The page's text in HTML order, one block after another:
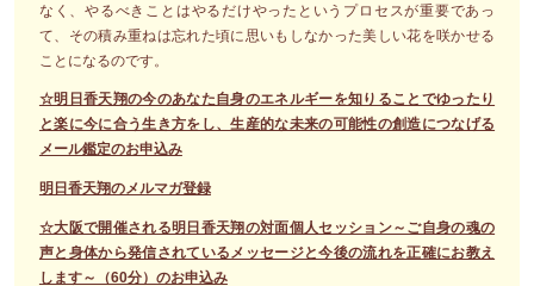
なく、やるべきことはやるだけやったというプロセスが重要であっ
て、その積み重ねは忘れた頃に思いもしなかった美しい花を咲かせる
ことになるのです。
☆明日香天翔の今のあなた自身のエネルギーを知りることでゆったり
と楽に今に合う生き方をし、生産的な未来の可能性の創造につなげる
メール鑑定のお申込み
明日香天翔のメルマガ登録
☆大阪で開催される明日香天翔の対面個人セッション～ご自身の魂の
声と身体から発信されているメッセージと今後の流れを正確にお教え
します～（60分）のお申込み